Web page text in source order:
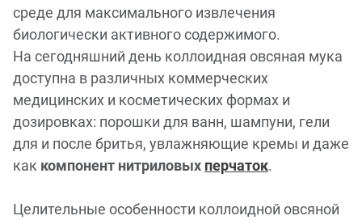
среде для максимального извлечения
биологически активного содержимого.
На сегодняшний день коллоидная овсяная мука
доступна в различных коммерческих
медицинских и косметических формах и
дозировках: порошки для ванн, шампуни, гели
для и после бритья, увлажняющие кремы и даже
как компонент нитриловых перчаток.
Целительные особенности коллоидной овсяной